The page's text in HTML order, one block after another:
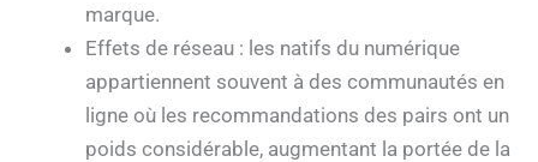
marque.
Effets de réseau : les natifs du numérique
appartiennent souvent à des communautés en
ligne où les recommandations des pairs ont un
poids considérable, augmentant la portée de la